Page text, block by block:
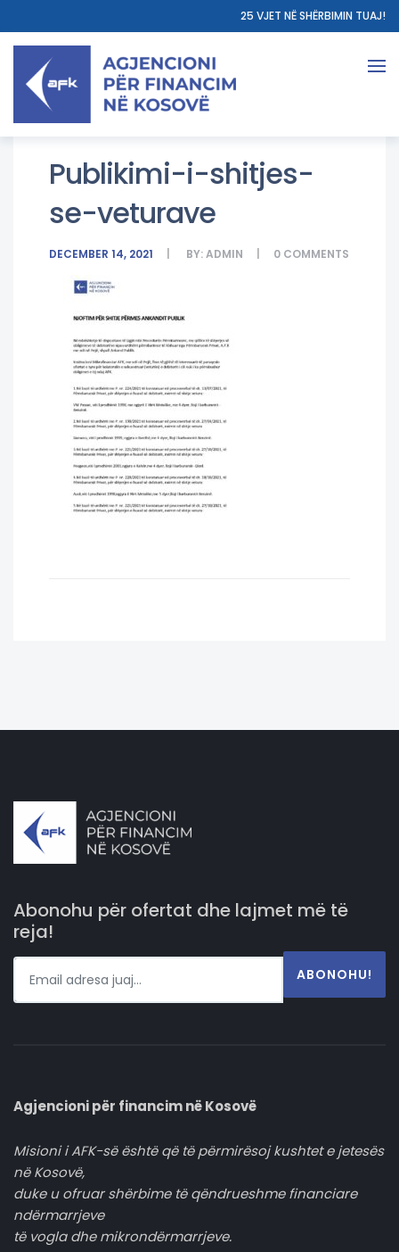
25 VJET NË SHËRBIMIN TUAJ!
Publikimi-i-shitjes-
se-veturave
DECEMBER 14, 2021 BY:ADMIN 0 COMMENTS
Abonohu për ofertat dhe lajmet më të
reja!
ABONOHU!
Agjencioni për financim në Kosovë
Misioni i AFK-së është që të përmirësoj kushtet e jetesës
në Kosovë,
duke u ofruar shërbime të qëndrueshme financiare
ndërmarrjeve
të vogla dhe mikrondërmarrjeve.